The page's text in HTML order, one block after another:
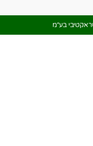
בע״מ